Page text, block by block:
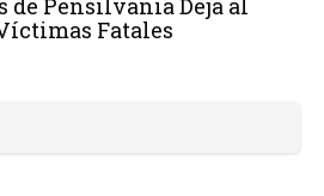
de Pensilvania Deja al
Fatales